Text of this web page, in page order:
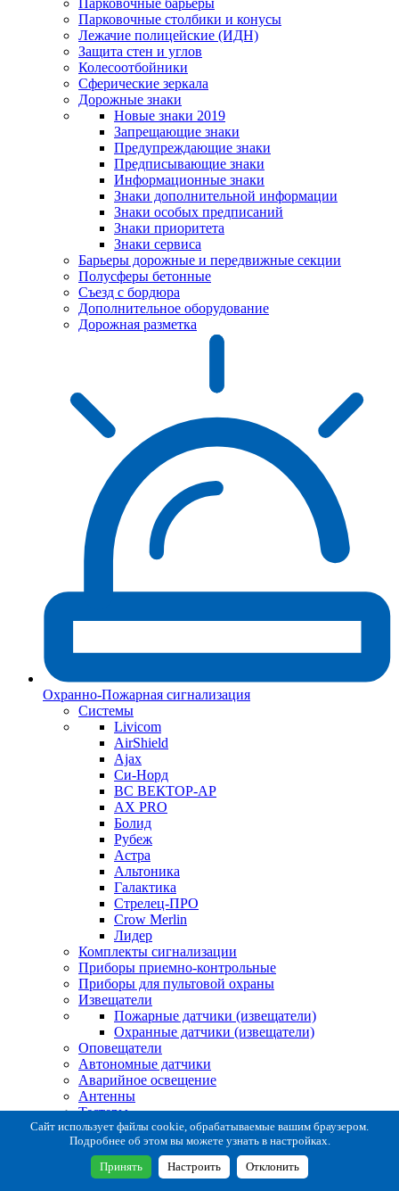
Парковочные барьеры
Парковочные столбики и конусы
Лежачие полицейские (ИДН)
Защита стен и углов
Колесоотбойники
Сферические зеркала
Дорожные знаки
Новые знаки 2019
Запрещающие знаки
Предупреждающие знаки
Предписывающие знаки
Информационные знаки
Знаки дополнительной информации
Знаки особых предписаний
Знаки приоритета
Знаки сервиса
Барьеры дорожные и передвижные секции
Полусферы бетонные
Съезд с бордюра
Дополнительное оборудование
Дорожная разметка
Охранно-Пожарная сигнализация
Системы
Livicom
AirShield
Ajax
Си-Норд
ВС ВЕКТОР-АР
AX PRO
Болид
Рубеж
Астра
Альтоника
Галактика
Стрелец-ПРО
Crow Merlin
Лидер
Комплекты сигнализации
Приборы приемно-контрольные
Приборы для пультовой охраны
Извещатели
Пожарные датчики (извещатели)
Охранные датчики (извещатели)
Оповещатели
Автономные датчики
Аварийное освещение
Антенны
Тестеры
Система сбора извещений
Расходные и монтажные материалы
Коробки коммутационные
Кронштейны для извещателей
Сайт использует файлы cookie, обрабатываемые вашим браузером.
Подробнее об этом вы можете узнать в настройках.
Принять Настроить Отклонить